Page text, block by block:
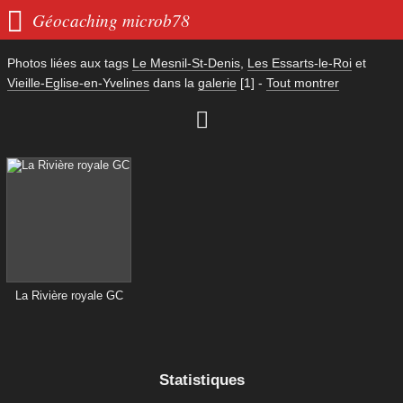
 Géocaching microb78
Photos liées aux tags Le Mesnil-St-Denis Les Essarts-le-Roi et
Vieille-Eglise-en-Yvelines dans la galerie [1] - Tout montrer

La Rivière royale GC
Statistiques